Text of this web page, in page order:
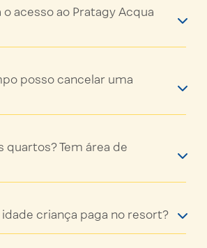
acesso ao Pratagy Acqua
posso cancelar uma
quartos? Tem área de
criança paga no resort?